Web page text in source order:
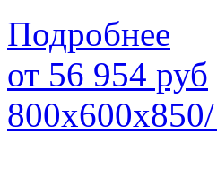
Подробнее
от 56 954 руб